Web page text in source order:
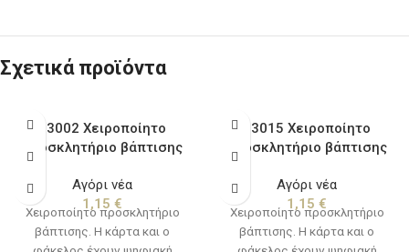
Σχετικά προϊόντα
13002 Χειροποίητο
προσκλητήριο βάπτισης
Αγόρι νέα
1,15 €
Χειροποίητο προσκλητήριο
βάπτισης. Η κάρτα και ο
13015 Χειροποίητο
προσκλητήριο βάπτισης
Αγόρι νέα
1,15 €
Χειροποίητο προσκλητήριο
βάπτισης. Η κάρτα και ο